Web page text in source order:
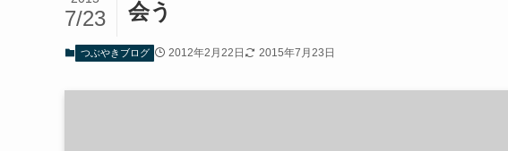
会う
7/23
つぶやきブログ 2012年2月22日 2015年7月23日